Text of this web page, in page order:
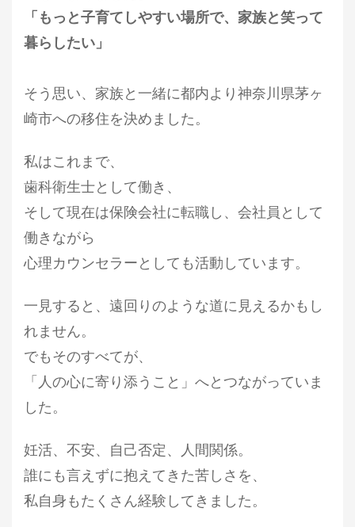
「もっと子育てしやすい場所で、家族と笑って
暮らしたい」
そう思い、家族と一緒に都内より神奈川県茅ヶ
崎市への移住を決めました。
私はこれまで、
歯科衛生士として働き、
そして現在は保険会社に転職し、会社員として
働きながら
心理カウンセラーとしても活動しています。
一見すると、遠回りのような道に見えるかもし
れません。
でもそのすべてが、
「人の心に寄り添うこと」へとつながっていま
した。
妊活、不安、自己否定、人間関係。
誰にも言えずに抱えてきた苦しさを、
私自身もたくさん経験してきました。